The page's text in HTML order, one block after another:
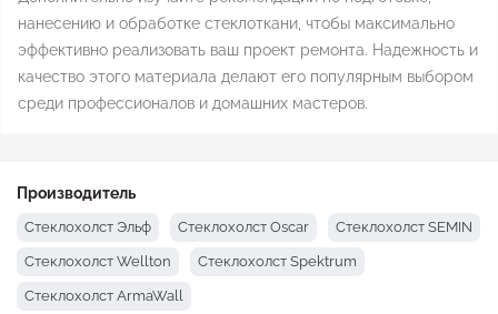
нанесению и обработке стеклоткани, чтобы максимально
эффективно реализовать ваш проект ремонта. Надежность и
качество этого материала делают его популярным выбором
среди профессионалов и домашних мастеров.
Производитель
Стеклохолст Эльф Стеклохолст Oscar Стеклохолст SEMIN
Стеклохолст Wellton Стеклохолст Spektrum
Стеклохолст ArmaWall